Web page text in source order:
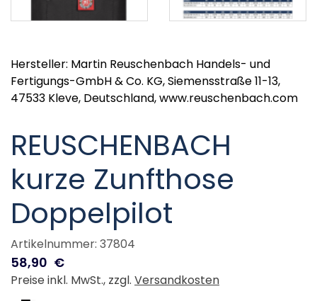
Hersteller: Martin Reuschenbach Handels- und
Fertigungs-GmbH & Co. KG, Siemensstraße 11-13,
47533 Kleve, Deutschland, www.reuschenbach.com
REUSCHENBACH
kurze Zunfthose
Doppelpilot
Artikelnummer: 37804
58,90 €
Preise inkl. MwSt., zzgl. Versandkosten